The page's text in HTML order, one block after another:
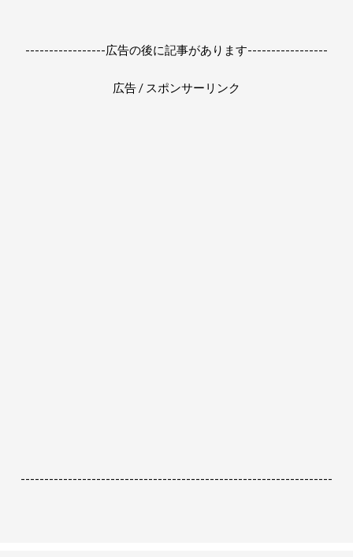
-----------------広告の後に記事があります-----------------
広告 / スポンサーリンク
------------------------------------------------------------------